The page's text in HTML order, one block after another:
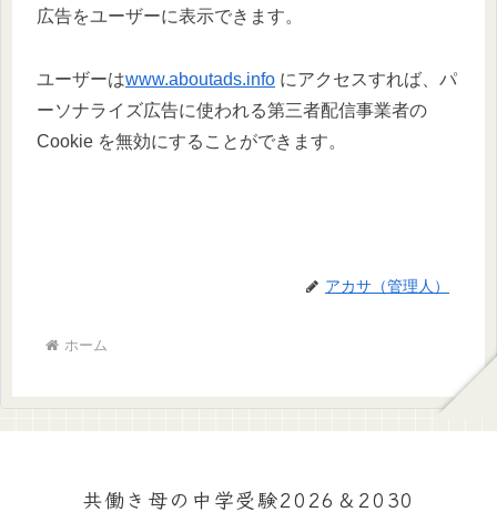
広告をユーザーに表示できます。
ユーザーはwww.aboutads.info にアクセスすれば、パ
ーソナライズ広告に使われる第三者配信事業者の
Cookie を無効にすることができます。
アカサ（管理人）
ホーム
共働き母の中学受験2026＆2030